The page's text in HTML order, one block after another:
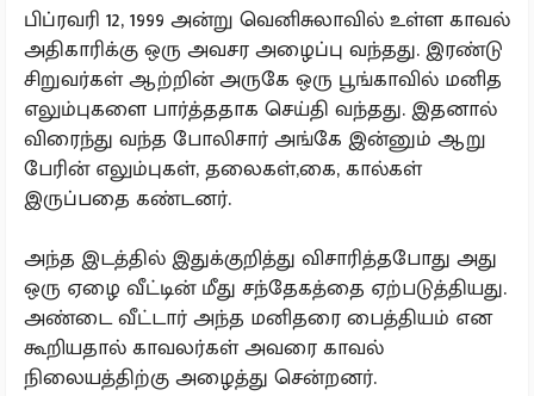
பிப்ரவரி 12, 1999 அன்று வெனிசுலாவில் உள்ள காவல்
அதிகாரிக்கு ஒரு அவசர அழைப்பு வந்தது. இரண்டு
சிறுவர்கள் ஆற்றின் அருகே ஒரு பூங்காவில் மனித
எலும்புகளை பார்த்ததாக செய்தி வந்தது. இதனால்
விரைந்து வந்த போலிசார் அங்கே இன்னும் ஆறு
பேரின் எலும்புகள், தலைகள்,கை, கால்கள்
இருப்பதை கண்டனர்.
அந்த இடத்தில் இதுக்குறித்து விசாரித்தபோது அது
ஒரு ஏழை வீட்டின் மீது சந்தேகத்தை ஏற்படுத்தியது.
அண்டை வீட்டார் அந்த மனிதரை பைத்தியம் என
கூறியதால் காவலர்கள் அவரை காவல்
நிலையத்திற்கு அழைத்து சென்றனர்.